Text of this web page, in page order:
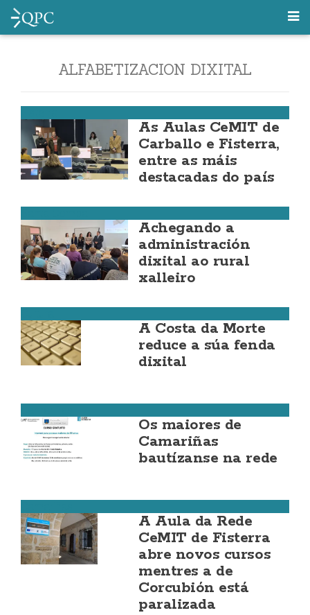
ALFABETIZACION DIXITAL
As Aulas CeMIT de
Carballo e Fisterra,
entre as máis
destacadas do país
Achegando a
administración
dixital ao rural
xalleiro
A Costa da Morte
reduce a súa fenda
dixital
Os maiores de
Camariñas
bautízanse na rede
A Aula da Rede
CeMIT de Fisterra
abre novos cursos
mentres a de
Corcubión está
paralizada